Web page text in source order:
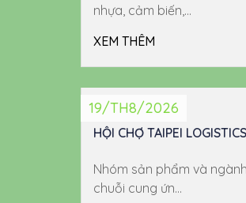
nhựa, cảm biến,...
XEM THÊM
19/TH8/2026
HỘI CHỢ TAIPEI
Nhóm sản phẩm và
chuỗi cung ứn...